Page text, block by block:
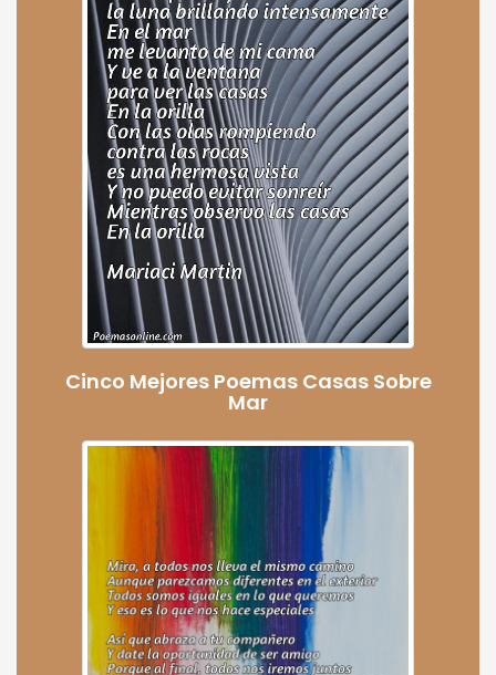
Cinco Mejores Poemas Casas Sobre
Mar